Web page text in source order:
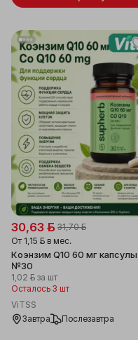
30,63 ƃ 31,70 ƃ
От 1,15 ƃ в мес.
Коэнзим Q10 60 мг капсулы
№30
1,02 ƃ за шт
Осталось 3 шт
ViTSS
Завтра
Послезавтра